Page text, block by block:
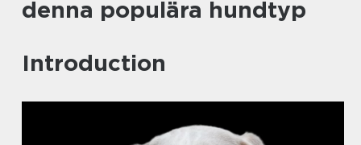
denna populära hundtyp
Introduction